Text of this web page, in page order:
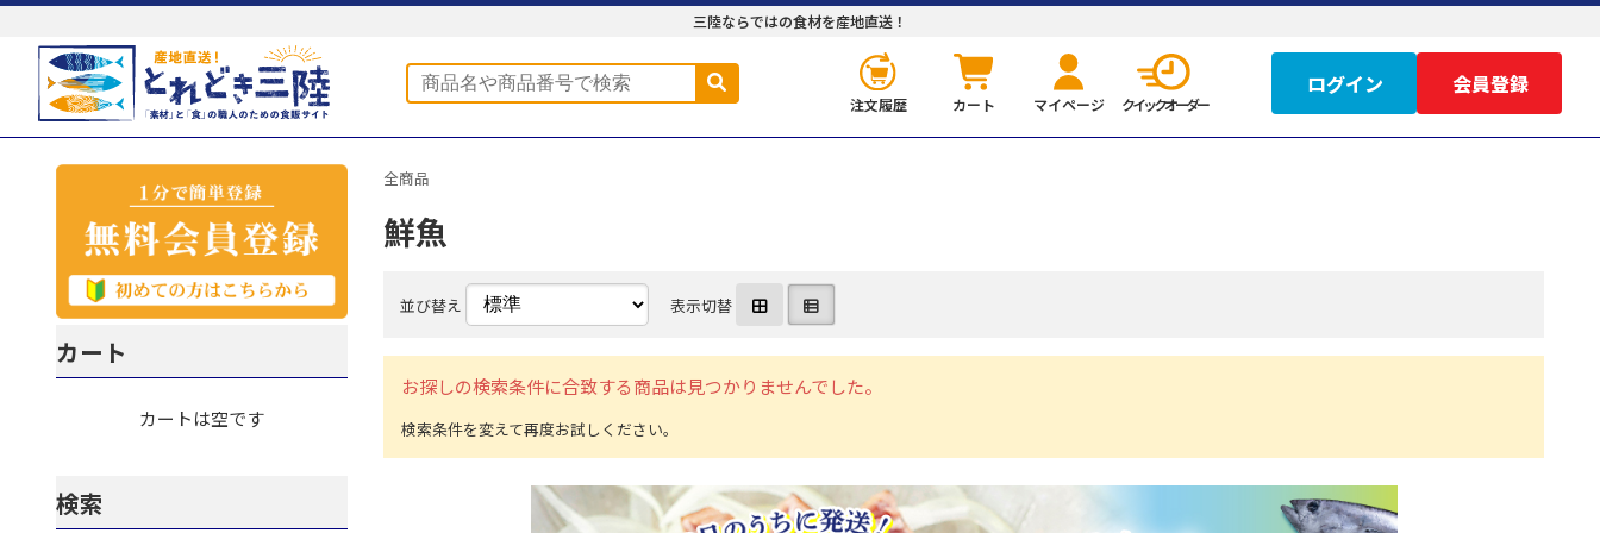
三陸ならではの食材を産地直送！
注文履歴 カート マイページ クイックオーダー
ログイン
全商品
鮮魚
並び替え 表示切替
お探しの検索条件に合致する商品は見つかりませんでした。
カート
カートは空です
検索